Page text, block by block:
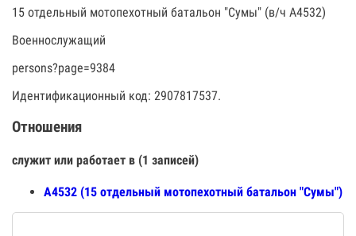
15 отдельный мотопехотный батальон "Сумы" (в/ч А4532)
Военнослужащий
persons?page=9384
Идентификационный код: 2907817537.
Отношения
служит или работает в (1 записей)
А4532 (15 отдельный мотопехотный батальон "Сумы")